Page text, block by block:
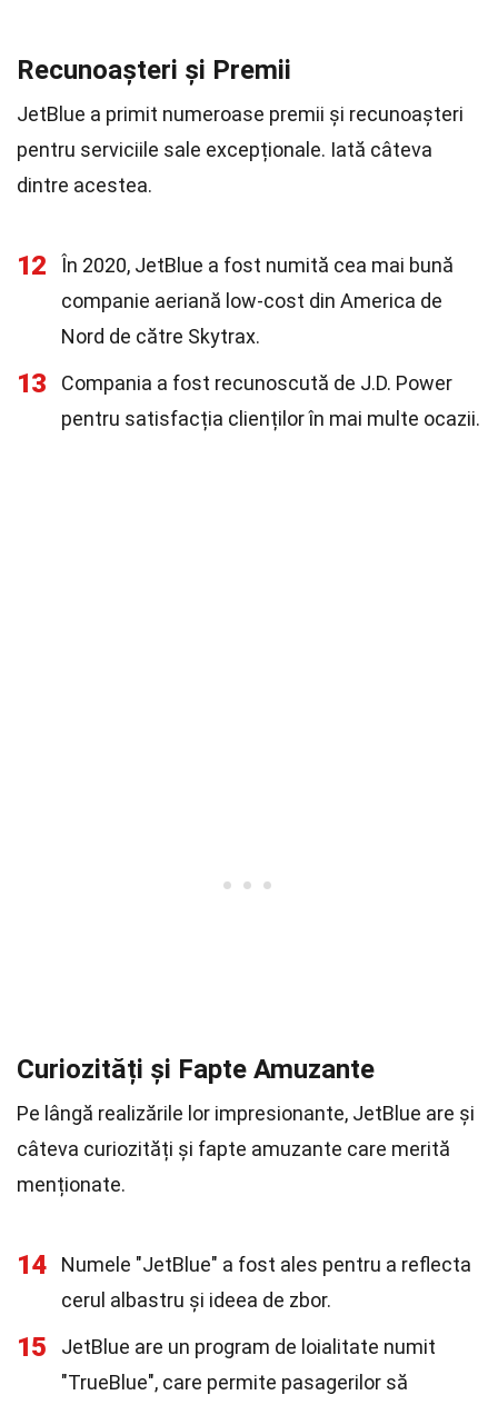
Recunoașteri și Premii
JetBlue a primit numeroase premii și recunoașteri
pentru serviciile sale excepționale. Iată câteva
dintre acestea.
12
În 2020, JetBlue a fost numită cea mai bună
companie aeriană low-cost din America de
Nord de către Skytrax.
13
Compania a fost recunoscută de J.D. Power
pentru satisfacția clienților în mai multe ocazii.
Curiozități și Fapte Amuzante
Pe lângă realizările lor impresionante, JetBlue are și
câteva curiozități și fapte amuzante care merită
menționate.
14
Numele "JetBlue" a fost ales pentru a reflecta
cerul albastru și ideea de zbor.
15
JetBlue are un program de loialitate numit
"TrueBlue", care permite pasagerilor să